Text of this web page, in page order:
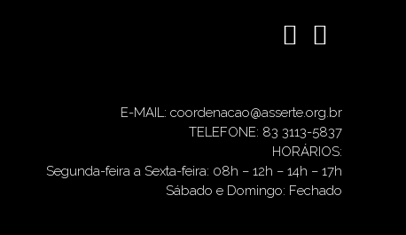
E-MAIL: coordenacao@asserte.org.br
TELEFONE: 83 3113-5837
HORÁRIOS:
Segunda-feira a Sexta-feira: 08h – 12h – 14h – 17h
Sábado e Domingo: Fechado